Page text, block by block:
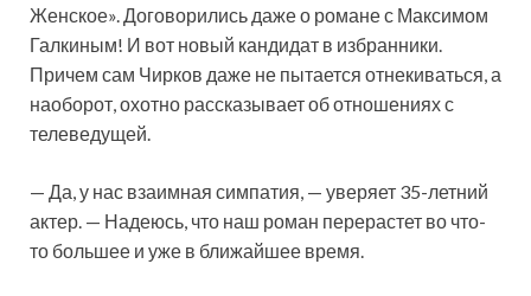
Женское». Договорились даже о романе с Максимом
Галкиным! И вот новый кандидат в избранники.
Причем сам Чирков даже не пытается отнекиваться, а
наоборот, охотно рассказывает об отношениях с
телеведущей.
— Да, у нас взаимная симпатия, — уверяет 35-летний
актер. — Надеюсь, что наш роман перерастет во что-
то большее и уже в ближайшее время.